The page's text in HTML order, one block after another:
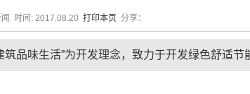
闻 时间: 2017.08.20 打印本页 分享：
品味生活”为开发理念，致力于开发绿色舒适节